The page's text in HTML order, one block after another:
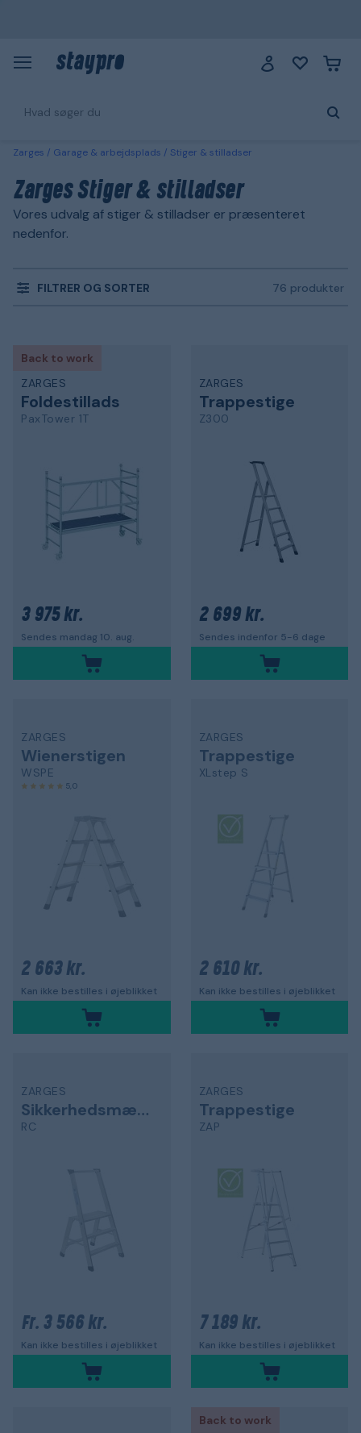
Zarges Garage & arbejdsplads Stiger & stilladser
Zarges Stiger & stilladser
Vores udvalg af stiger & stilladser er præsenteret
nedenfor.
FILTRER OG SORTER 76 produkter
Back to work
ZARGES
Foldestillads
PaxTower 1T
3 975 kr.
Sendes mandag 10. aug.
ZARGES
Trappestige
Z300
2 699 kr.
Sendes indenfor 5-6 dage
ZARGES
Wienerstigen
WSPE
5,0
2 663 kr.
Kan ikke bestilles i øjeblikket
ZARGES
Trappestige
XLstep S
2 610 kr.
Kan ikke bestilles i øjeblikket
ZARGES
Sikkerhedsmæssigt flueben
RC
Fr. 3 566 kr.
Kan ikke bestilles i øjeblikket
ZARGES
Trappestige
ZAP
7 189 kr.
Kan ikke bestilles i øjeblikket
Back to work